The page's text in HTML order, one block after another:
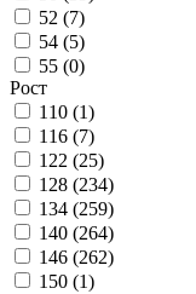
52 (7)
54 (5)
55 (0)
Рост
110 (1)
116 (7)
122 (25)
128 (234)
134 (259)
140 (264)
146 (262)
150 (1)